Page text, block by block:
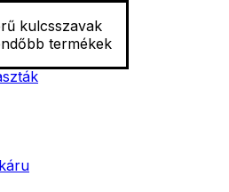
kulcsszavak
termékek